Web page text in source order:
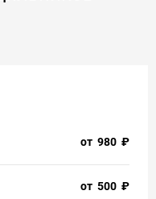
от 980 ₽
от 500 ₽